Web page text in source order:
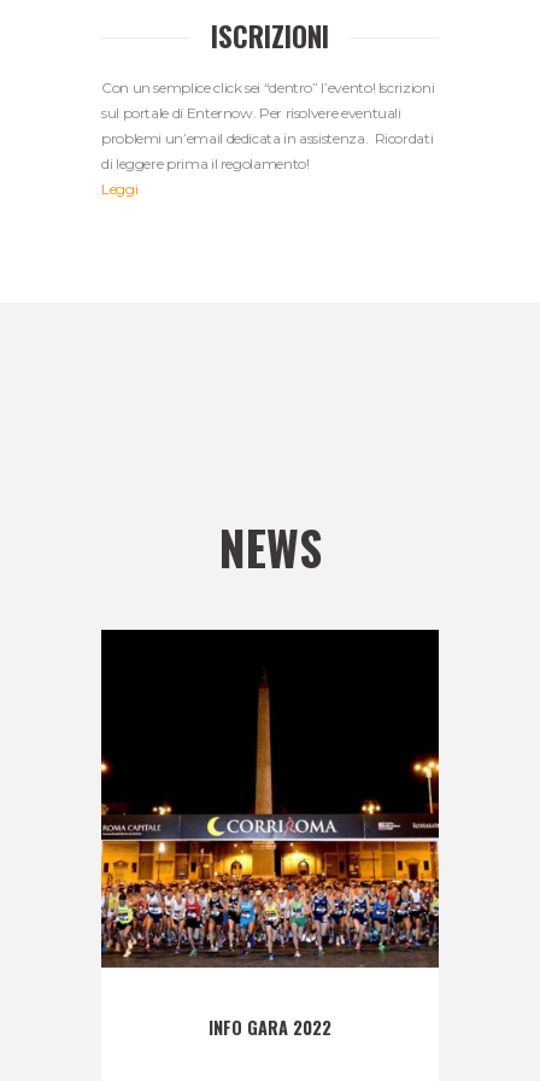
ISCRIZIONI
Con un semplice click sei “dentro” l’evento! Iscrizioni
sul portale di Enternow. Per risolvere eventuali
problemi un’email dedicata in assistenza. Ricordati
di leggere prima il regolamento!
Leggi
NEWS
INFO GARA 2022